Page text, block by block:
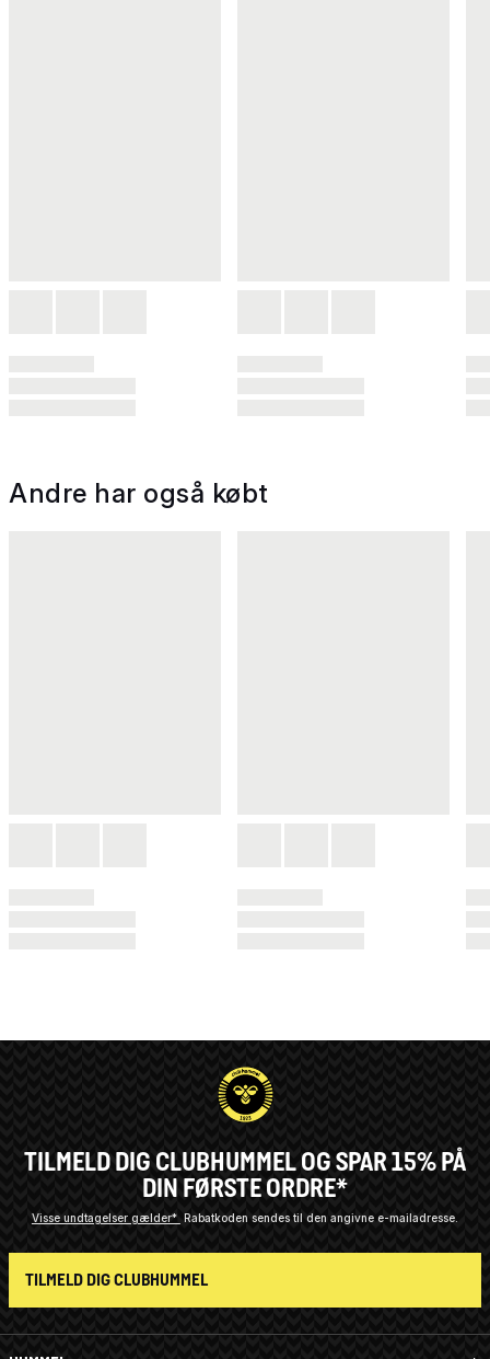
Andre har også købt
TILMELD DIG CLUBHUMMEL OG SPAR 15% PÅ
DIN FØRSTE ORDRE*
Visse undtagelser gælder* Rabatkoden sendes til den angivne e-mailadresse.
TILMELD DIG CLUBHUMMEL